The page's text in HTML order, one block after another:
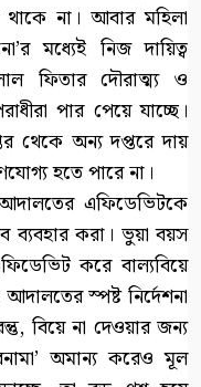
থাকে না। আবার মহিলা
মধ্যেই নিজ দায়িত্ব
ফিতার দৌরাত্ম্য ও
পার পেয়ে যাচ্ছে।
থেকে অন্য দপ্তরে দায়
হতে পারে না।
এফিডেভিটকে
ব্যবহার করা। ভুয়া বয়স
করে বাল্যবিয়ে
স্পষ্ট নির্দেশনা
বিয়ে না দেওয়ার জন্য
অমান্য করেও মূল